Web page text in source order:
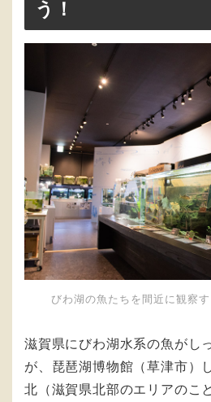
う！
びわ湖の魚たちを間近に観察す
滋賀県にびわ湖水系の魚がし
が、琵琶湖博物館（草津市）
北（滋賀県北部のエリアのこ